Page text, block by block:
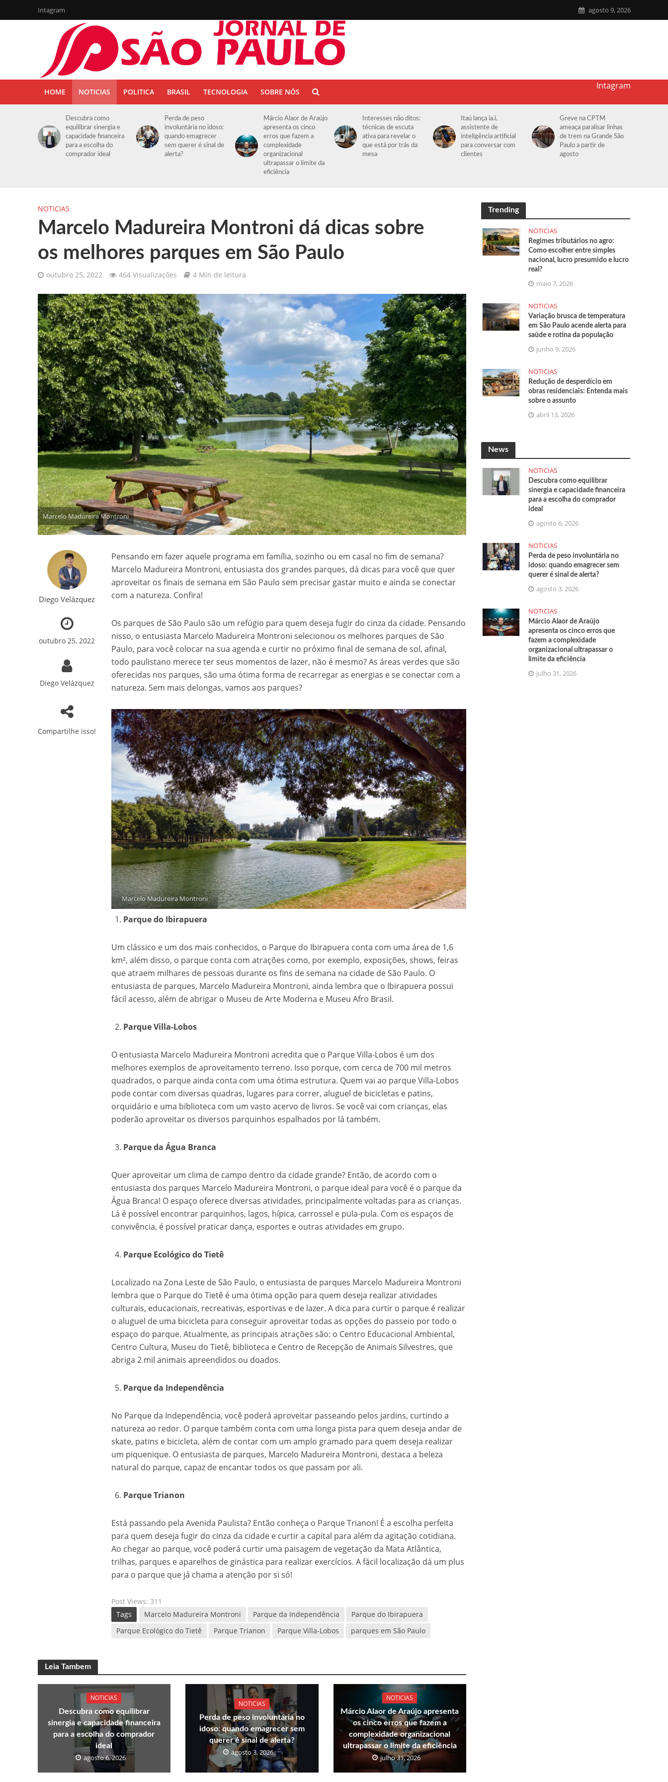
Intagram agosto 9, 2026
HOME NOTICIAS POLITICA BRASIL TECNOLOGIA SOBRE NÓS
Intagram
Descubra como
equilibrar sinergia e
capacidade financeira
para a escolha do
comprador ideal
Perda de peso
involuntária no idoso:
quando emagrecer
sem querer é sinal de
alerta?
Márcio Alaor de Araújo
apresenta os cinco
erros que fazem a
complexidade
organizacional
ultrapassar o limite da
eficiência
Interesses não ditos:
técnicas de escuta
ativa para revelar o
que está por trás da
mesa
Itaú lança ia.i,
assistente de
inteligência artificial
para conversar com
clientes
Greve na CPTM
ameaça paralisar linhas
de trem na Grande São
Paulo a partir de
agosto
NOTICIAS
Marcelo Madureira Montroni dá dicas sobre
os melhores parques em São Paulo
outubro 25, 2022 464 Visualizações 4 Min de leitura
Marcelo Madureira Montroni
Diego Velázquez
outubro 25, 2022
Diego Velázquez
Compartilhe isso!
Pensando em fazer aquele programa em família, sozinho ou em casal no fim de semana?
Marcelo Madureira Montroni, entusiasta dos grandes parques, dá dicas para você que quer
aproveitar os finais de semana em São Paulo sem precisar gastar muito e ainda se conectar
com a natureza. Confira!
Os parques de São Paulo são um refúgio para quem deseja fugir do cinza da cidade. Pensando
nisso, o entusiasta Marcelo Madureira Montroni selecionou os melhores parques de São
Paulo, para você colocar na sua agenda e curtir no próximo final de semana de sol, afinal,
todo paulistano merece ter seus momentos de lazer, não é mesmo? As áreas verdes que são
oferecidas nos parques, são uma ótima forma de recarregar as energias e se conectar com a
natureza. Sem mais delongas, vamos aos parques?
Marcelo Madureira Montroni
Parque do Ibirapuera
Um clássico e um dos mais conhecidos, o Parque do Ibirapuera conta com uma área de 1,6
km², além disso, o parque conta com atrações como, por exemplo, exposições, shows, feiras
que atraem milhares de pessoas durante os fins de semana na cidade de São Paulo. O
entusiasta de parques, Marcelo Madureira Montroni, ainda lembra que o Ibirapuera possui
fácil acesso, além de abrigar o Museu de Arte Moderna e Museu Afro Brasil.
Parque Villa-Lobos
O entusiasta Marcelo Madureira Montroni acredita que o Parque Villa-Lobos é um dos
melhores exemplos de aproveitamento terreno. Isso porque, com cerca de 700 mil metros
quadrados, o parque ainda conta com uma ótima estrutura. Quem vai ao parque Villa-Lobos
pode contar com diversas quadras, lugares para correr, aluguel de bicicletas e patins,
orquidário e uma biblioteca com um vasto acervo de livros. Se você vai com crianças, elas
poderão aproveitar os diversos parquinhos espalhados por lá também.
Parque da Água Branca
Quer aproveitar um clima de campo dentro da cidade grande? Então, de acordo com o
entusiasta dos parques Marcelo Madureira Montroni, o parque ideal para você é o parque da
Água Branca! O espaço oferece diversas atividades, principalmente voltadas para as crianças.
Lá é possível encontrar parquinhos, lagos, hípica, carrossel e pula-pula. Com os espaços de
convivência, é possível praticar dança, esportes e outras atividades em grupo.
Parque Ecológico do Tietê
Localizado na Zona Leste de São Paulo, o entusiasta de parques Marcelo Madureira Montroni
lembra que o Parque do Tietê é uma ótima opção para quem deseja realizar atividades
culturais, educacionais, recreativas, esportivas e de lazer. A dica para curtir o parque é realizar
o aluguel de uma bicicleta para conseguir aproveitar todas as opções do passeio por todo o
espaço do parque. Atualmente, as principais atrações são: o Centro Educacional Ambiental,
Centro Cultura, Museu do Tietê, biblioteca e Centro de Recepção de Animais Silvestres, que
abriga 2 mil animais apreendidos ou doados.
Parque da Independência
No Parque da Independência, você poderá aproveitar passeando pelos jardins, curtindo a
natureza ao redor. O parque também conta com uma longa pista para quem deseja andar de
skate, patins e bicicleta, além de contar com um amplo gramado para quem deseja realizar
um piquenique. O entusiasta de parques, Marcelo Madureira Montroni, destaca a beleza
natural do parque, capaz de encantar todos os que passam por ali.
Parque Trianon
Está passando pela Avenida Paulista? Então conheça o Parque Trianon! É a escolha perfeita
para quem deseja fugir do cinza da cidade e curtir a capital para além da agitação cotidiana.
Ao chegar ao parque, você poderá curtir uma paisagem de vegetação da Mata Atlântica,
trilhas, parques e aparelhos de ginástica para realizar exercícios. A fácil localização dá um plus
para o parque que já chama a atenção por si só!
Post Views: 311
Tags
Marcelo Madureira Montroni Parque da Independência
Parque do Ibirapuera
Parque Ecológico do Tietê
Parque Trianon Parque Villa-Lobos parques em São Paulo
Leia Tambem
NOTICIAS
Descubra como equilibrar
sinergia e capacidade financeira
para a escolha do comprador
ideal
agosto 6, 2026
NOTICIAS
Perda de peso involuntária no
idoso: quando emagrecer sem
querer é sinal de alerta?
agosto 3, 2026
NOTICIAS
Márcio Alaor de Araújo apresenta
os cinco erros que fazem a
complexidade organizacional
ultrapassar o limite da eficiência
julho 31, 2026
Trending
NOTICIAS
Regimes tributários no agro:
Como escolher entre simples
nacional, lucro presumido e lucro
real?
maio 7, 2026
NOTICIAS
Variação brusca de temperatura
em São Paulo acende alerta para
saúde e rotina da população
junho 9, 2026
NOTICIAS
Redução de desperdício em
obras residenciais: Entenda mais
sobre o assunto
abril 13, 2026
News
NOTICIAS
Descubra como equilibrar
sinergia e capacidade financeira
para a escolha do comprador
ideal
agosto 6, 2026
NOTICIAS
Perda de peso involuntária no
idoso: quando emagrecer sem
querer é sinal de alerta?
agosto 3, 2026
NOTICIAS
Márcio Alaor de Araújo
apresenta os cinco erros que
fazem a complexidade
organizacional ultrapassar o
limite da eficiência
julho 31, 2026